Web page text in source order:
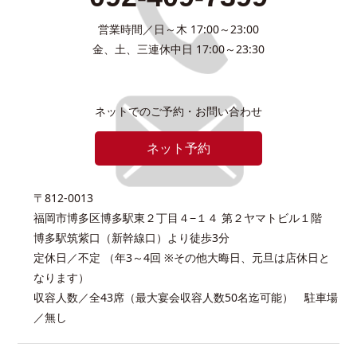
営業時間／日～木 17:00～23:00
金、土、三連休中日 17:00～23:30
ネットでのご予約・お問い合わせ
ネット予約
〒812-0013
福岡市博多区博多駅東２丁目４−１４ 第２ヤマトビル１階
博多駅筑紫口（新幹線口）より徒歩3分
定休日／不定 （年3～4回 ※その他大晦日、元旦は店休日と
なります）
収容人数／全43席（最大宴会収容人数50名迄可能） 駐車場
／無し